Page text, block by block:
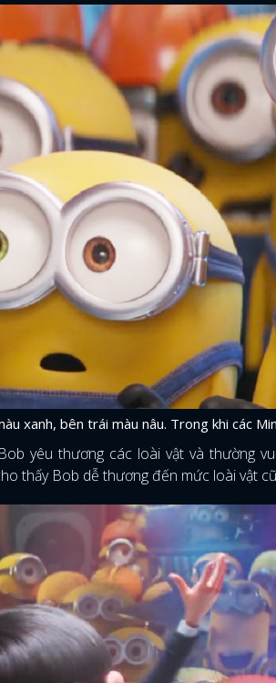
ĐĂNG
FACEBOOK
xanh, bên trái màu nâu. Trong khi các
yêu thương các loài vật và thường
thấy Bob dễ thương đến mức loài vật